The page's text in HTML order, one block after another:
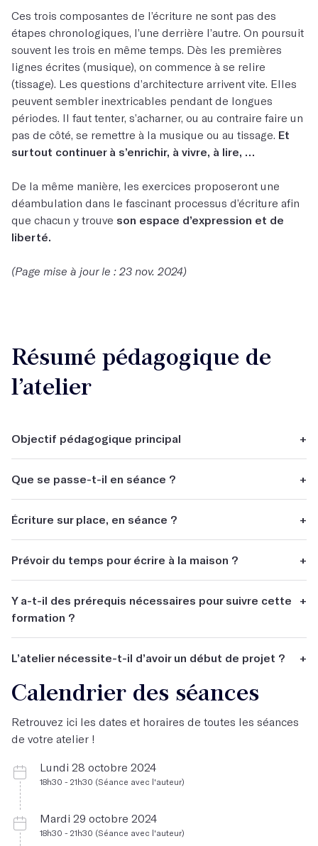
Ces trois composantes de l’écriture ne sont pas des
étapes chronologiques, l’une derrière l’autre. On poursuit
souvent les trois en même temps. Dès les premières
lignes écrites (musique), on commence à se relire
(tissage). Les questions d’architecture arrivent vite. Elles
peuvent sembler inextricables pendant de longues
périodes. Il faut tenter, s’acharner, ou au contraire faire un
pas de côté, se remettre à la musique ou au tissage. Et
surtout continuer à s’enrichir, à vivre, à lire, …
De la même manière, les exercices proposeront une
déambulation dans le fascinant processus d’écriture afin
que chacun y trouve son espace d’expression et de
liberté.
(Page mise à jour le : 23 nov. 2024)
Résumé pédagogique de
l’atelier
Objectif pédagogique principal +
fiction, nouvelle, poésie... S’inspirer avec des thématiques
variés : voyages, amour… Faire avancer un projet littéraire
(roman, nouvelle, scénario, théâtre, podcast…)
Que se passe-t-il en séance ? +
travailler un point spécifique de l'écriture (sans lien les
uns avec les autres donc).
Écriture sur place, en séance ? +
min) pour prendre du temps lors de la lecture, des temps
d'écriture longs (40-50 min) avec des retours plus concis,
des mini temps d'écriture (5-10 min) mais j'en fais 2 ou 3
sur la séance
Prévoir du temps pour écrire à la maison ? +
Y a-t-il des prérequis nécessaires pour suivre cette
formation ?
+
pratique de l’écriture bien ancrée ou que vous débutiez
suivre cet atelier.
L’atelier nécessite-t-il d’avoir un début de projet ? +
Non.
Calendrier des séances
Retrouvez ici les dates et horaires de toutes les séances
de votre atelier !
Lundi 28 octobre 2024
18h30 - 21h30 (Séance avec l'auteur)
Mardi 29 octobre 2024
18h30 - 21h30 (Séance avec l'auteur)